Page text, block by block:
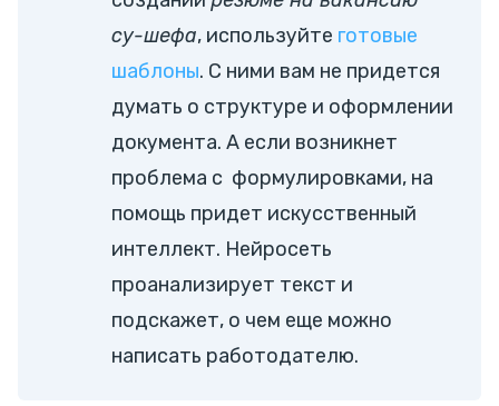
су-шефа, используйте готовые
шаблоны. С ними вам не придется
думать о структуре и оформлении
документа. А если возникнет
проблема с формулировками, на
помощь придет искусственный
интеллект. Нейросеть
проанализирует текст и
подскажет, о чем еще можно
написать работодателю.